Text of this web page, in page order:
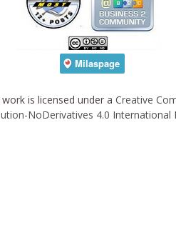
work is licensed under a Creative
NoDerivatives 4.0 International